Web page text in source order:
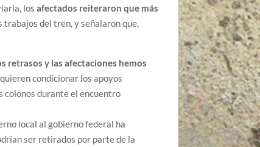
los afectados reiteraron que más
trabajos del tren, y señalaron que,
retrasos y las afectaciones hemos
condicionar los apoyos
colonos durante el encuentro
local al gobierno federal ha
ser retirados por parte de la